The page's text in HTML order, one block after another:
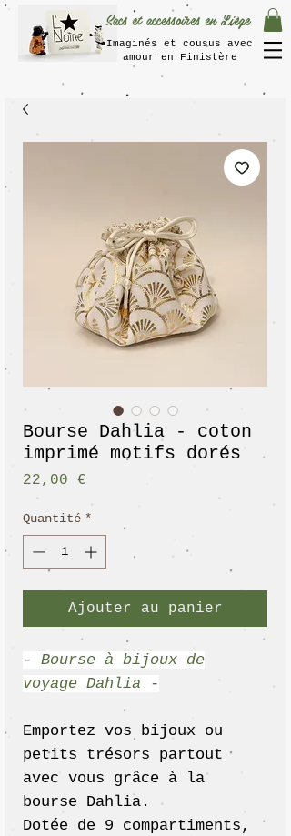
Imaginés et cousus avec
amour en Finistère
Sacs et accessoires en Liège
Bourse Dahlia - coton
imprimé motifs dorés
22,00 €
Quantité *
Ajouter au panier
- Bourse à bijoux de
voyage Dahlia -
Emportez vos bijoux ou
petits trésors partout
avec vous grâce à la
bourse Dahlia.
Dotée de 9 compartiments,